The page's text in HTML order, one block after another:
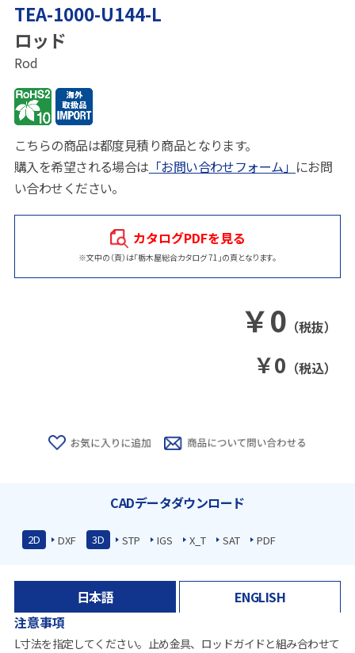
TEA-1000-U144-L
ロッド
Rod
こちらの商品は都度見積り商品となります。
購入を希望される場合は 「お問い合わせフォーム」 にお問
い合わせください。
カタログPDFを見る
※文中の（頁）は「栃木屋総合カタログ 71」の頁となります。
￥0 （税抜）
￥0 （税込）
CADデータダウンロード
2D DXF 3D STP IGS X_T SAT PDF
日本語
ENGLISH
注意事項
L寸法を指定してください。止め金具、ロッドガイドと組み合わせて